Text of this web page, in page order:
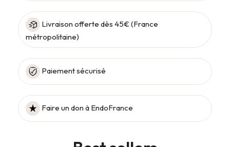
Livraison offerte dès 45€ (France
métropolitaine)
Paiement sécurisé
Faire un don à EndoFrance